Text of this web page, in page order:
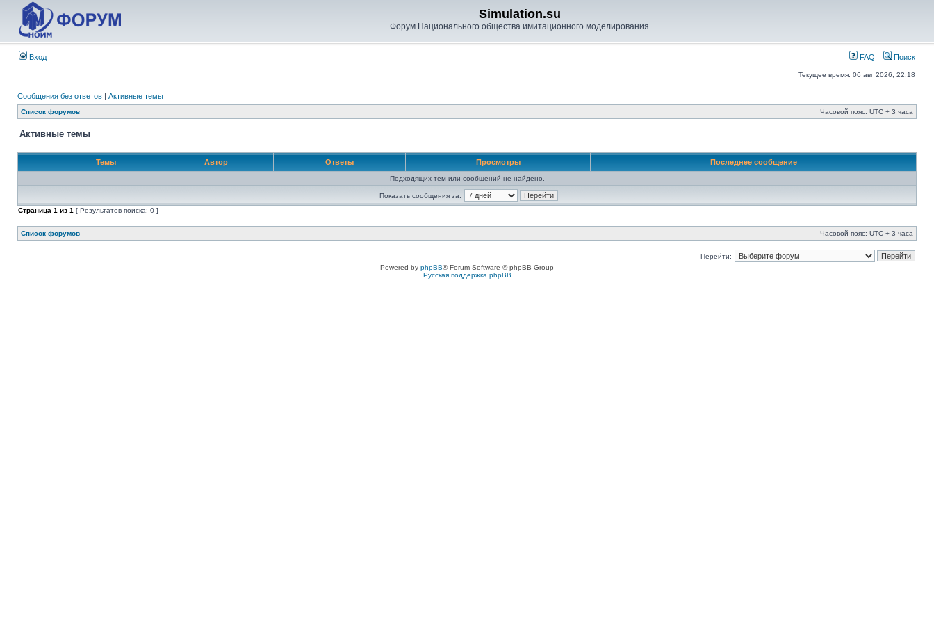
Simulation.su
Форум Национального общества имитационного моделирования
Вход FAQ Поиск
Текущее время: 06 авг 2026, 22:18
Сообщения без ответов | Активные темы
Список форумов Часовой пояс: UTC + 3 часа
Активные темы
Темы Автор Ответы Просмотры Последнее сообщение
Подходящих тем или сообщений не найдено.
Показать сообщения за:
Страница 1 из 1 [ Результатов поиска: 0 ]
Список форумов Часовой пояс: UTC + 3 часа
Перейти:
Powered by phpBB® Forum Software © phpBB Group
Русская поддержка phpBB